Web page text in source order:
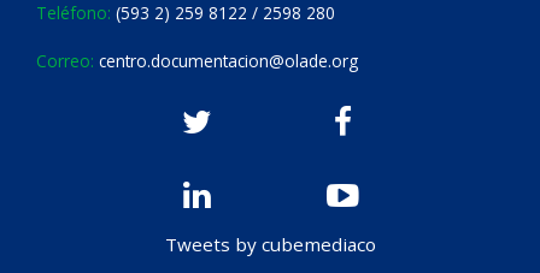
Teléfono: (593 2) 259 8122 / 2598 280
Correo: centro.documentacion@olade.org
Tweets by cubemediaco